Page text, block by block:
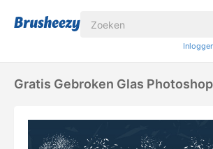
Gratis Gebroken Glas